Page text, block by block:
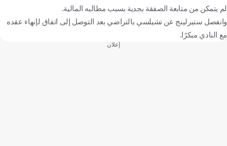
لم يتمكن من متابعة الصفقة بجدية بسبب مطالبه المالية.
وانفصل ستيرلينج عن تشيلسي بالتراضي بعد التوصل إلى اتفاق لإنهاء عقده
مع النادي مبكرًا.
إعلان